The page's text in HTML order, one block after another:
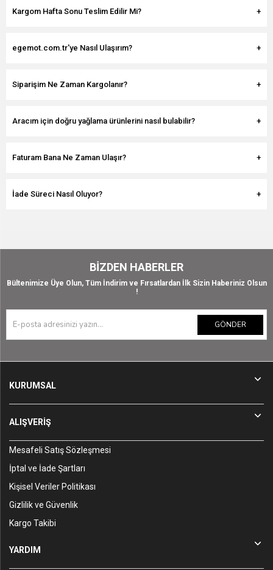
Kargom Hafta Sonu Teslim Edilir Mi?
egemot.com.tr'ye Nasıl Ulaşırım?
Siparişim Ne Zaman Kargolanır?
Aracım için doğru yağlama ürünlerini nasıl bulabilir?
Faturam Bana Ne Zaman Ulaşır?
İade Süreci Nasıl Oluyor?
BIZDEN HABERLER
Bültenimize Üye Olun, Tüm İndirim ve Fırsatlardan İlk Sizin Haberiniz Olsun
!
GÖNDER
KURUMSAL
ALIŞVERİŞ
Mesafeli Satış Sözleşmesi
İptal ve İade Şartları
Kişisel Veriler Politikası
Gizlilik ve Güvenlik
Kargo Takibi
YARDIM